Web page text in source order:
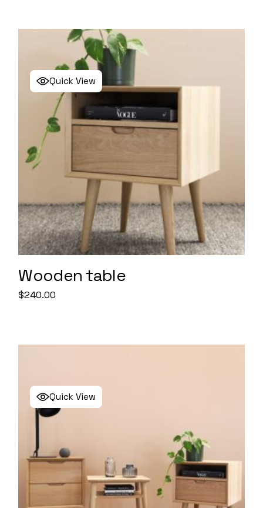
Quick View
Wooden table
$240.00
Quick View